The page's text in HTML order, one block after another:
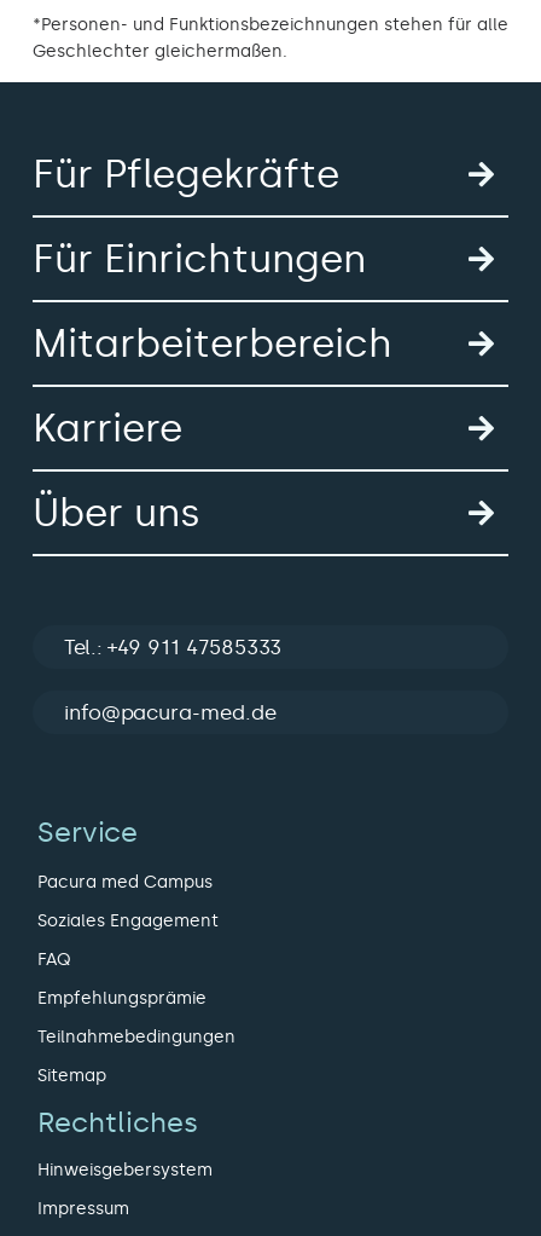
*Personen- und Funktionsbezeichnungen stehen für alle
Geschlechter gleichermaßen.
Für Pflegekräfte
Für Einrichtungen
Mitarbeiterbereich
Karriere
Über uns
Tel.: +49 911 47585333
info@pacura-med.de
Service
Pacura med Campus
Soziales Engagement
FAQ
Empfehlungsprämie
Teilnahmebedingungen
Sitemap
Rechtliches
Hinweisgebersystem
Impressum